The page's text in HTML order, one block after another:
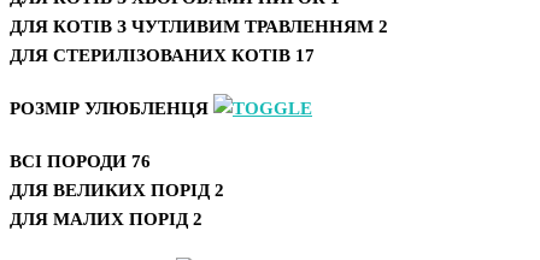
ДЛЯ КОТІВ З ЧУТЛИВИМ ТРАВЛЕННЯМ 2
ДЛЯ СТЕРИЛІЗОВАНИХ КОТІВ 17
РОЗМІР УЛЮБЛЕНЦЯ
ВСІ ПОРОДИ 76
ДЛЯ ВЕЛИКИХ ПОРІД 2
ДЛЯ МАЛИХ ПОРІД 2